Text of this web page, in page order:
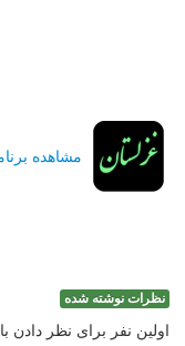
مشاهده
نظرات نوشته شده
اولین نفر برای نظر دادن